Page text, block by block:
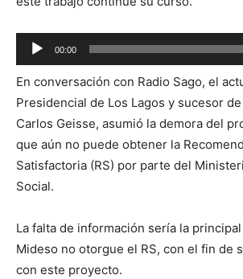
Reproductor
de
audio
00:00
En conversación con Radio Sago, el
Presidencial de Los Lagos y sucesor
Carlos Geisse, asumió la demora del
que aún no puede obtener la
Satisfactoria (RS) por parte del
Social.
La falta de información sería la
Mideso no otorgue el RS, con el fin de
con este proyecto.